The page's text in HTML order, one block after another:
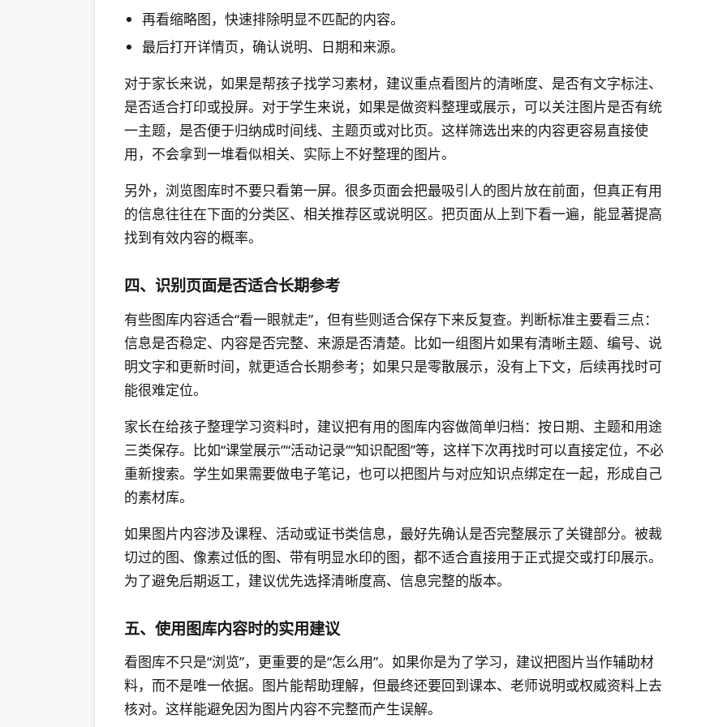
再看缩略图，快速排除明显不匹配的内容。
最后打开详情页，确认说明、日期和来源。
对于家长来说，如果是帮孩子找学习素材，建议重点看图片的清晰度、是否有文字标注、
是否适合打印或投屏。对于学生来说，如果是做资料整理或展示，可以关注图片是否有统
一主题，是否便于归纳成时间线、主题页或对比页。这样筛选出来的内容更容易直接使
用，不会拿到一堆看似相关、实际上不好整理的图片。
另外，浏览图库时不要只看第一屏。很多页面会把最吸引人的图片放在前面，但真正有用
的信息往往在下面的分类区、相关推荐区或说明区。把页面从上到下看一遍，能显著提高
找到有效内容的概率。
四、识别页面是否适合长期参考
有些图库内容适合“看一眼就走”，但有些则适合保存下来反复查。判断标准主要看三点：
信息是否稳定、内容是否完整、来源是否清楚。比如一组图片如果有清晰主题、编号、说
明文字和更新时间，就更适合长期参考；如果只是零散展示，没有上下文，后续再找时可
能很难定位。
家长在给孩子整理学习资料时，建议把有用的图库内容做简单归档：按日期、主题和用途
三类保存。比如“课堂展示”“活动记录”“知识配图”等，这样下次再找时可以直接定位，不必
重新搜索。学生如果需要做电子笔记，也可以把图片与对应知识点绑定在一起，形成自己
的素材库。
如果图片内容涉及课程、活动或证书类信息，最好先确认是否完整展示了关键部分。被裁
切过的图、像素过低的图、带有明显水印的图，都不适合直接用于正式提交或打印展示。
为了避免后期返工，建议优先选择清晰度高、信息完整的版本。
五、使用图库内容时的实用建议
看图库不只是“浏览”，更重要的是“怎么用”。如果你是为了学习，建议把图片当作辅助材
料，而不是唯一依据。图片能帮助理解，但最终还要回到课本、老师说明或权威资料上去
核对。这样能避免因为图片内容不完整而产生误解。